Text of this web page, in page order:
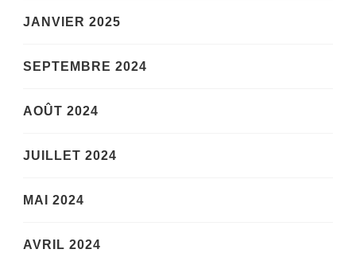
JANVIER 2025
SEPTEMBRE 2024
AOÛT 2024
JUILLET 2024
MAI 2024
AVRIL 2024